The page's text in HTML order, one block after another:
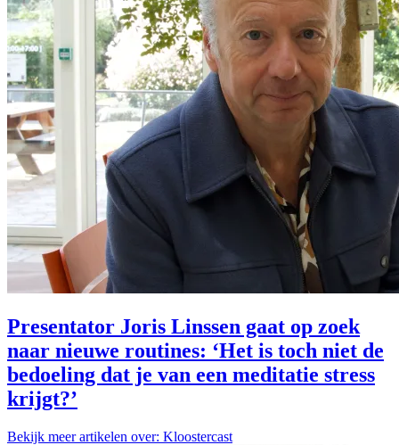
Presentator Joris Linssen gaat op zoek
naar nieuwe routines: ‘Het is toch niet de
bedoeling dat je van een meditatie stress
krijgt?’
Bekijk meer artikelen over: Kloostercast